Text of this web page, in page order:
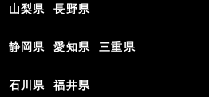
山梨県 長野県
静岡県 愛知県 三重県
石川県 福井県